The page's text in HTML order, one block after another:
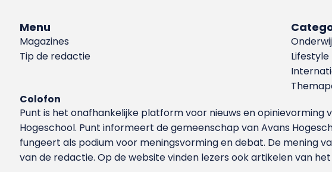
Menu
Magazines
Tip de redactie
Lifestyle
Colofon
Punt is het onafhankelijke platform voor nieuws en
Hoge­school. Punt informeert de gemeenschap van Avans
fungeert als podium voor meningsvorming en debat. De mening
van de redactie. Op de website vinden lezers ook artikelen van